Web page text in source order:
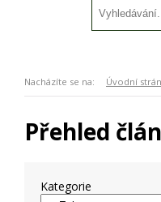
Nacházíte se na: Úvodní
Přehled
Kategorie